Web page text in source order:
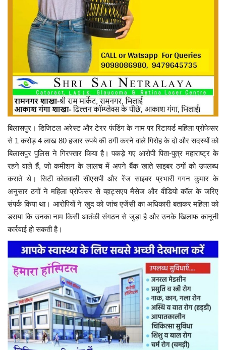
बिलासपुर। डिजिटल अरेस्ट और टेरर फंडिंग के नाम पर रिटायर्ड महिला प्रोफेसर
से 1 करोड़ 4 लाख 80 हजार रुपये की ठगी करने वाले गिरोह के दो और सदस्यों को
बिलासपुर पुलिस ने गिरफ्तार किया है। पकड़े गए आरोपी पिता-पुत्र महाराष्ट्र के
रहने वाले हैं, जो कमीशन के लालच में अपने बैंक खाते साइबर ठगों को उपलब्ध
कराते थे। सिटी कोतवाली सीएसपी और रेंज साइबर प्रभारी गगन कुमार के
अनुसार ठगों ने महिला प्रोफेसर से व्हाट्सएप मैसेज और वीडियो कॉल के जरिए
संपर्क किया था। आरोपियों ने खुद को जांच एजेंसी का अधिकारी बताकर महिला को
डराया कि उनका नाम किसी आतंकी संगठन से जुड़ा है और उनके खिलाफ कानूनी
कार्रवाई हो सकती है।